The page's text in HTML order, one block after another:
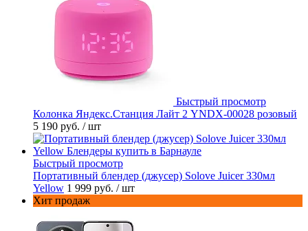
Быстрый просмотр
Колонка Яндекс.Станция Лайт 2 YNDX-00028 розовый
5 190 руб. / шт
Быстрый просмотр
Портативный блендер (джусер) Solove Juicer 330мл
Yellow 1 999 руб. / шт
Хит продаж